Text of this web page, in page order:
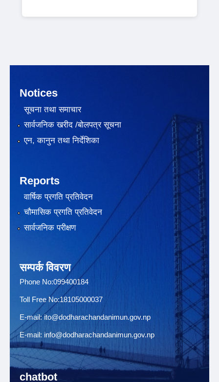
Notices
सूचना तथा समाचार
सार्वजनिक खरीद /बोलपत्र सूचना
एन, कानुन तथा निर्देशिका
Reports
वार्षिक प्रगति प्रतिवेदन
चौमासिक प्रगति प्रतिवेदन
सार्वजनिक परीक्षण
सम्पर्क विवरण
Phone No:099400184
Toll Free No:18105000037
E-mail:ito@dodharachandanimun.gov.np
E-mail: info@dodharachandanimun.gov.np
chatbot